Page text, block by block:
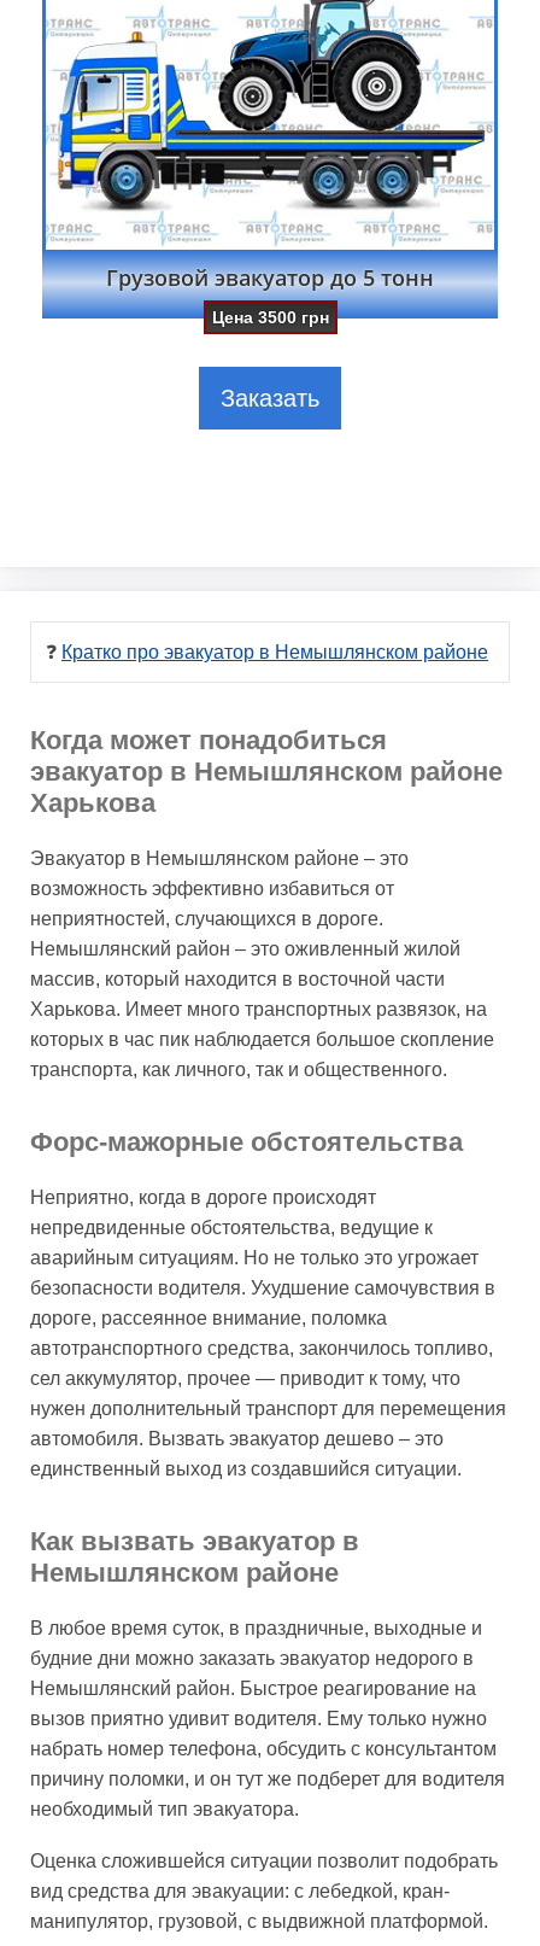
Грузовой эвакуатор до 5 тонн
Цена3500 грн
Заказать
❓ Кратко про эвакуатор в Немышлянском районе
Когда может понадобиться
эвакуатор в Немышлянском районе
Харькова
Эвакуатор в Немышлянском районе – это
возможность эффективно избавиться от
неприятностей, случающихся в дороге.
Немышлянский район – это оживленный жилой
массив, который находится в восточной части
Харькова. Имеет много транспортных развязок, на
которых в час пик наблюдается большое скопление
транспорта, как личного, так и общественного.
Форс-мажорные обстоятельства
Неприятно, когда в дороге происходят
непредвиденные обстоятельства, ведущие к
аварийным ситуациям. Но не только это угрожает
безопасности водителя. Ухудшение самочувствия в
дороге, рассеянное внимание, поломка
автотранспортного средства, закончилось топливо,
сел аккумулятор, прочее — приводит к тому, что
нужен дополнительный транспорт для перемещения
автомобиля. Вызвать эвакуатор дешево – это
единственный выход из создавшийся ситуации.
Как вызвать эвакуатор в
Немышлянском районе
В любое время суток, в праздничные, выходные и
будние дни можно заказать эвакуатор недорого в
Немышлянский район. Быстрое реагирование на
вызов приятно удивит водителя. Ему только нужно
набрать номер телефона, обсудить с консультантом
причину поломки, и он тут же подберет для водителя
необходимый тип эвакуатора.
Оценка сложившейся ситуации позволит подобрать
вид средства для эвакуации: с лебедкой, кран-
манипулятор, грузовой, с выдвижной платформой.